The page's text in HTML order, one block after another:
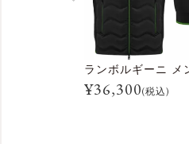
¥36,300(税込)